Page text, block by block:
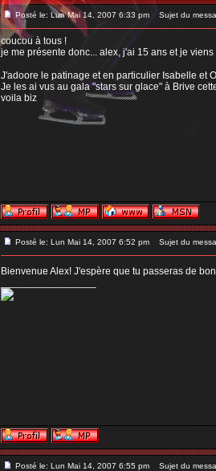
Posté le: Lun Mai 14, 2007 6:33 pm Sujet du
coucou à tous !
je me présente donc... alex, j'ai 15 ans et je
J'adoore le patinage et en particulier Isabelle et
Je les ai vus au gala "stars sur glace" à Brive
voila biz
Posté le: Lun Mai 14, 2007 6:52 pm Sujet du
Bienvenue Alex! J'espère que tu passeras de
_________________
Posté le: Lun Mai 14, 2007 6:55 pm Sujet du